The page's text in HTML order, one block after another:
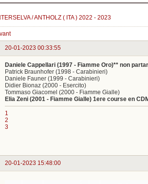
/ ANTHOLZ ( ITA ) 2022 - 2023
20-01-2023 00:33:55
Daniele Cappellari (1997 - Fiamme Oro)** non
Patrick Braunhofer (1998 - Carabinieri)
Daniele Fauner (1999 - Carabinieri)
Didier Bionaz (2000 - Esercito)
Tommaso Giacomel (2000 - Fiamme Gialle)
Elia Zeni (2001 - Fiamme Gialle) 1ere course en
1
2
3
20-01-2023 15:48:00